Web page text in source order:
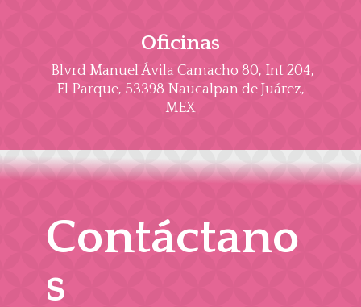
Oficinas
Blvrd Manuel Ávila Camacho 80, Int 204,
El Parque, 53398 Naucalpan de Juárez,
MEX
Contáctano
s